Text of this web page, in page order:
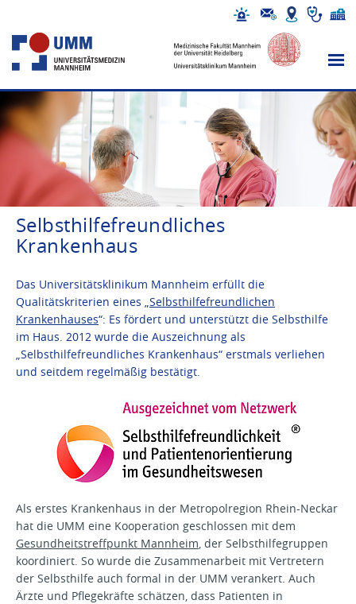
Selbsthilfefreundliches
Krankenhaus
Das Universitätsklinikum Mannheim erfüllt die
Qualitätskriterien eines „Selbsthilfefreundlichen
Krankenhauses“: Es fördert und unterstützt die Selbsthilfe
im Haus. 2012 wurde die Auszeichnung als
„Selbsthilfefreundliches Krankenhaus“ erstmals verliehen
und seitdem regelmäßig bestätigt.
Als erstes Krankenhaus in der Metropolregion Rhein-Neckar
hat die UMM eine Kooperation geschlossen mit dem
Gesundheitstreffpunkt Mannheim, der Selbsthilfegruppen
koordiniert. So wurde die Zusammenarbeit mit Vertretern
der Selbsthilfe auch formal in der UMM verankert. Auch
Ärzte und Pflegekräfte schätzen, dass Patienten in